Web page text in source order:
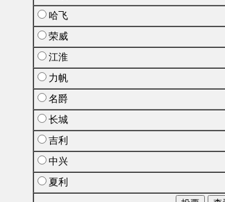
哈飞
荣威
江淮
力帆
名爵
长城
吉利
中兴
夏利